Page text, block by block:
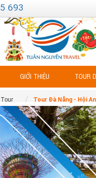
693
GIỚI THIỆU TOUR
Tour Tour Đà Nẵng - Hội